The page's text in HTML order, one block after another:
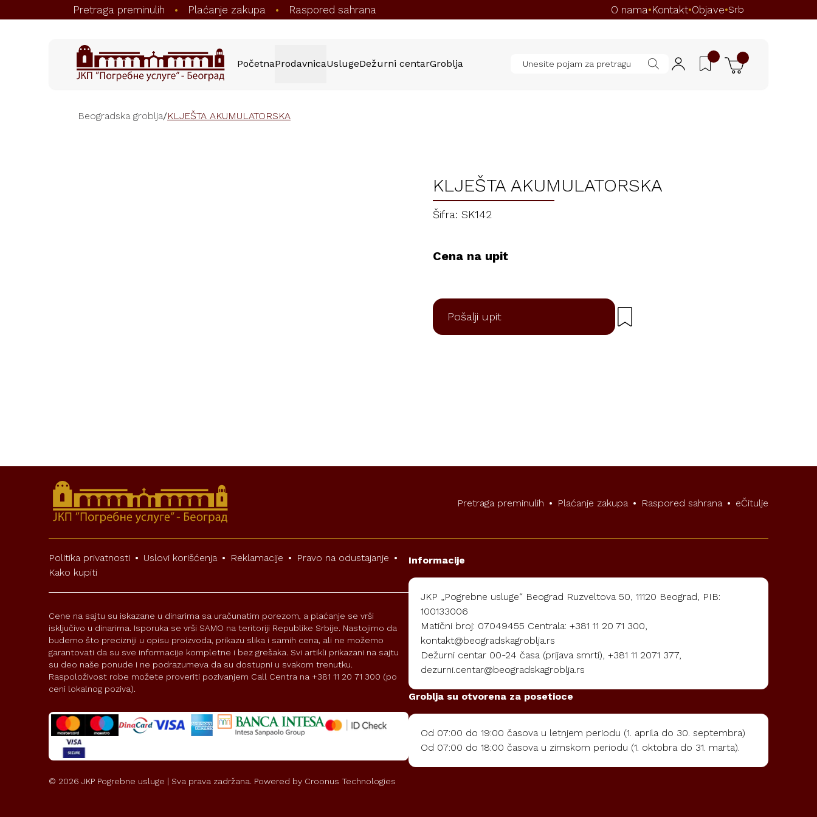
Pretraga preminulih • Plaćanje zakupa • Raspored sahrana O nama•Kontakt•Objave•Srb
PočetnaProdavnicaUslugeDežurni centarGroblja
Beogradska groblja/KLJEŠTA AKUMULATORSKA
KLJEŠTA AKUMULATORSKA
Šifra: SK142
Cena na upit
Pošalji upit
Pretraga preminulih • Plaćanje zakupa • Raspored sahrana • eČitulje
Politika privatnosti • Uslovi korišćenja • Reklamacije • Pravo na odustajanje •
Kako kupiti
Cene na sajtu su iskazane u dinarima sa uračunatim porezom, a plaćanje se vrši
isključivo u dinarima. Isporuka se vrši SAMO na teritoriji Republike Srbije. Nastojimo da
budemo što precizniji u opisu proizvoda, prikazu slika i samih cena, ali ne možemo
garantovati da su sve informacije kompletne i bez grešaka. Svi artikli prikazani na sajtu
su deo naše ponude i ne podrazumeva da su dostupni u svakom trenutku.
Raspoloživost robe možete proveriti pozivanjem Call Centra na +381 11 20 71 300 (po
ceni lokalnog poziva).
© 2026 JKP Pogrebne usluge | Sva prava zadržana. Powered by Croonus Technologies
Informacije
JKP „Pogrebne usluge“ Beograd Ruzveltova 50, 11120 Beograd, PIB:
100133006
Matični broj: 07049455 Centrala: +381 11 20 71 300,
kontakt@beogradskagroblja.rs
Dežurni centar 00-24 časa (prijava smrti), +381 11 2071 377,
dezurni.centar@beogradskagroblja.rs
Groblja su otvorena za posetioce
Od 07:00 do 19:00 časova u letnjem periodu (1. aprila do 30. septembra)
Od 07:00 do 18:00 časova u zimskom periodu (1. oktobra do 31. marta).